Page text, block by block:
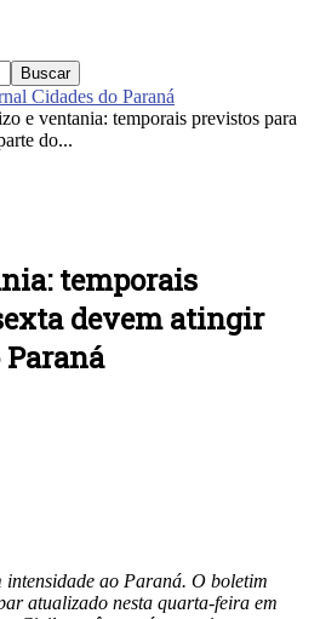
Cidades do Paraná
e ventania: temporais previstos para
do...
temporais
devem atingir
intensidade ao Paraná. O boletim
atualizado nesta quarta-feira em